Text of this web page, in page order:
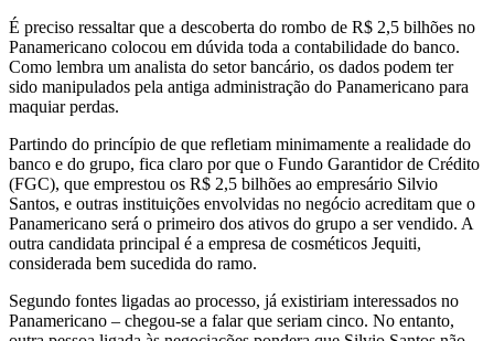
É preciso ressaltar que a descoberta do rombo de R$ 2,5 bilhões no
Panamericano colocou em dúvida toda a contabilidade do banco.
Como lembra um analista do setor bancário, os dados podem ter
sido manipulados pela antiga administração do Panamericano para
maquiar perdas.
Partindo do princípio de que refletiam minimamente a realidade do
banco e do grupo, fica claro por que o Fundo Garantidor de Crédito
(FGC), que emprestou os R$ 2,5 bilhões ao empresário Silvio
Santos, e outras instituições envolvidas no negócio acreditam que o
Panamericano será o primeiro dos ativos do grupo a ser vendido. A
outra candidata principal é a empresa de cosméticos Jequiti,
considerada bem sucedida do ramo.
Segundo fontes ligadas ao processo, já existiriam interessados no
Panamericano – chegou-se a falar que seriam cinco. No entanto,